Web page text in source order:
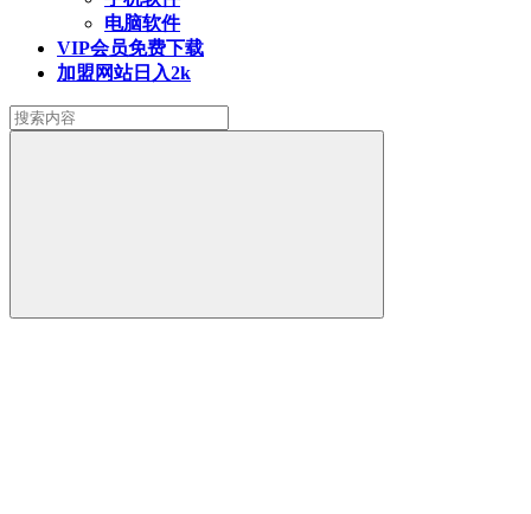
电脑软件
VIP会员免费下载
加盟网站日入2k